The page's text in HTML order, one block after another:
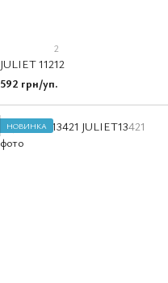
2
JULIET 11212
592 грн/уп.
НОВИНКА